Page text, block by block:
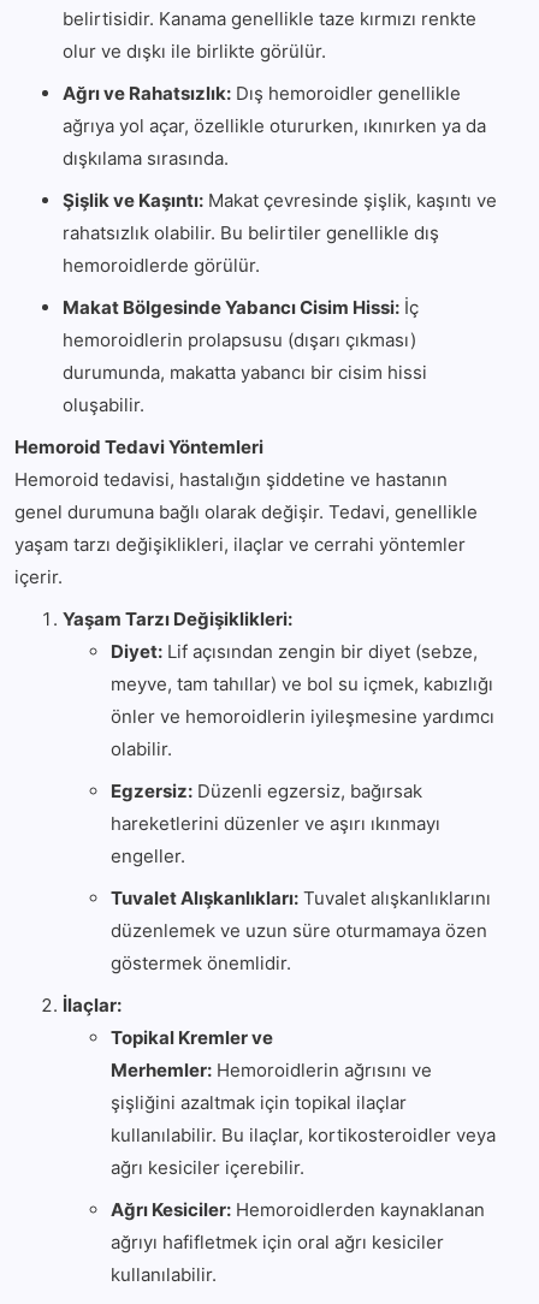
belirtisidir. Kanama genellikle taze kırmızı renkte
olur ve dışkı ile birlikte görülür.
Ağrı ve Rahatsızlık: Dış hemoroidler genellikle
ağrıya yol açar, özellikle otururken, ıkınırken ya da
dışkılama sırasında.
Şişlik ve Kaşıntı: Makat çevresinde şişlik, kaşıntı ve
rahatsızlık olabilir. Bu belirtiler genellikle dış
hemoroidlerde görülür.
Makat Bölgesinde Yabancı Cisim Hissi: İç
hemoroidlerin prolapsusu (dışarı çıkması)
durumunda, makatta yabancı bir cisim hissi
oluşabilir.
Hemoroid Tedavi Yöntemleri
Hemoroid tedavisi, hastalığın şiddetine ve hastanın
genel durumuna bağlı olarak değişir. Tedavi, genellikle
yaşam tarzı değişiklikleri, ilaçlar ve cerrahi yöntemler
içerir.
Yaşam Tarzı Değişiklikleri:
Diyet: Lif açısından zengin bir diyet (sebze,
meyve, tam tahıllar) ve bol su içmek, kabızlığı
önler ve hemoroidlerin iyileşmesine yardımcı
olabilir.
Egzersiz: Düzenli egzersiz, bağırsak
hareketlerini düzenler ve aşırı ıkınmayı
engeller.
Tuvalet Alışkanlıkları: Tuvalet alışkanlıklarını
düzenlemek ve uzun süre oturmamaya özen
göstermek önemlidir.
İlaçlar:
Topikal Kremler ve
Merhemler: Hemoroidlerin ağrısını ve
şişliğini azaltmak için topikal ilaçlar
kullanılabilir. Bu ilaçlar, kortikosteroidler veya
ağrı kesiciler içerebilir.
Ağrı Kesiciler: Hemoroidlerden kaynaklanan
ağrıyı hafifletmek için oral ağrı kesiciler
kullanılabilir.